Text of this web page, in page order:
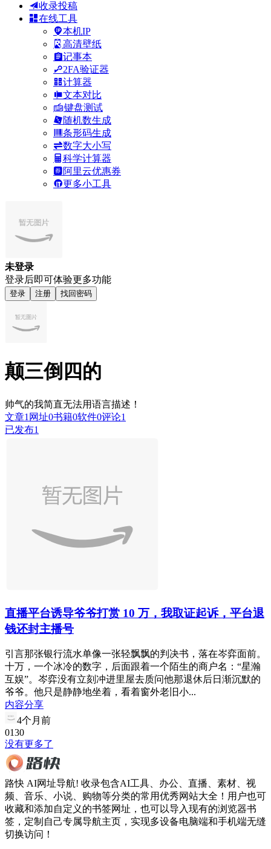
收录投稿
在线工具
本机IP
高清壁纸
记事本
2FA验证器
计算器
文本对比
键盘测试
随机数生成
条形码生成
数字大小写
科学计算器
阿里云优惠券
更多小工具
未登录
登录后即可体验更多功能
登录 注册 找回密码
颠三倒四的
帅气的我简直无法用语言描述！
文章1 网址0书籍0软件0评论1
已发布1
直播平台诱导爷爷打赏 10 万，我取证起诉，平台退
钱还封主播号
引言那张银行流水单像一张轻飘飘的判决书，落在岑弈面前。
十万，一个冰冷的数字，后面跟着一个陌生的商户名：“星瀚
互娱”。岑弈没有立刻冲进里屋去质问他那退休后日渐沉默的
爷爷。他只是静静地坐着，看着窗外老旧小...
内容分享
4个月前
0130
没有更多了
路快 AI网址导航! 收录包含AI工具、办公、直播、素材、视
频、音乐、小说、购物等分类的常用优秀网站大全！用户也可
收藏和添加自定义的书签网址，也可以导入现有的浏览器书
签，定制自己专属导航主页，实现多设备电脑端和手机端无缝
切换访问！